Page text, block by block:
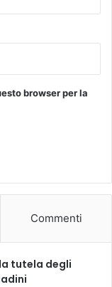
browser per la
Commenti
tutela degli